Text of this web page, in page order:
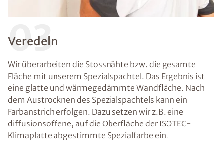
03
Veredeln
Wir überarbeiten die Stossnähte bzw. die gesamte
Fläche mit unserem Spezialspachtel. Das Ergebnis ist
eine glatte und wärmegedämmte Wandfläche. Nach
dem Austrocknen des Spezialspachtels kann ein
Farbanstrich erfolgen. Dazu setzen wir z.B. eine
diffusionsoffene, auf die Oberfläche der ISOTEC-
Klimaplatte abgestimmte Spezialfarbe ein.